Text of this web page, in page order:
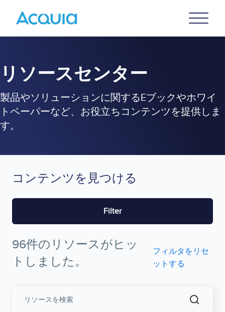
Menu
リソースセンター
製品やソリューションに関するEブックやホワイ
トペーパーなど、お役立ちコンテンツを提供しま
す。
コンテンツを見つける
Filter
96件のリソースがヒッ
トしました。
フィルタをリセ
ットする